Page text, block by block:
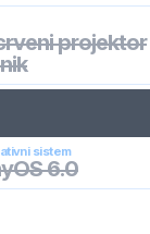
projektor
sistem
6.0